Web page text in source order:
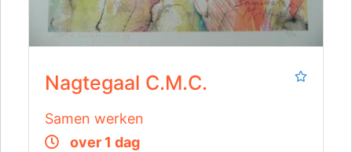
Nagtegaal C.M.C.
Samen werken
over 1 dag